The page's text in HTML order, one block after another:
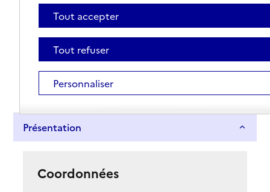
Présentation
Coordonnées
Tout accepter
Tout refuser
Personnaliser